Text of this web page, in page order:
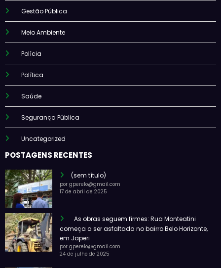
Gestão Pública
Meio Ambiente
Polícia
Política
Saúde
Segurança Pública
Uncategorized
POSTAGENS RECENTES
(sem título)
por gperelo@gmail.com
17 de abril de 2025
As obras seguem firmes: Rua Monteatini
começa a ser asfaltada no bairro Belo Horizonte,
em Japeri
por gperelo@gmail.com
24 de julho de 2025